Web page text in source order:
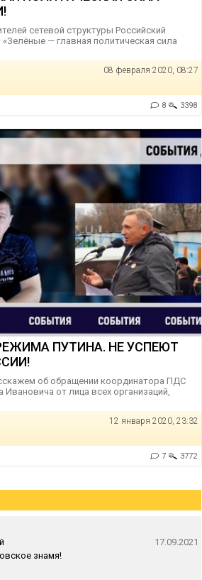
сетевой структуры Российский
— главная политическая сила
08 февраля 2020, 08:27
8 3398
ПУТИНА. НЕ УСПЕЮТ
об обращении координатора ПДС
от лица всех организаций,
12 января 2020, 23:32
7 3772
17.09.2021
знамя!